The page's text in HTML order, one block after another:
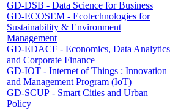
GD-DSB - Data Science for Business
GD-ECOSEM - Ecotechnologies for
Sustainability & Environment
Management
GD-EDACF - Economics, Data Analytics
and Corporate Finance
GD-IOT - Internet of Things : Innovation
and Management Program (IoT)
GD-SCUP - Smart Cities and Urban
Policy